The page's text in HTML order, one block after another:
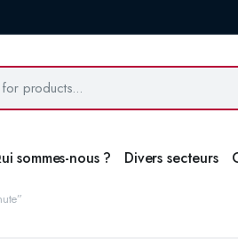
sommes-nous ? Divers secteurs